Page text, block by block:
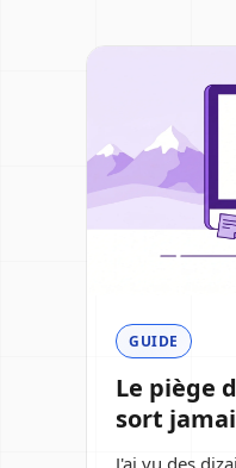
GUIDE
Le piège
sort